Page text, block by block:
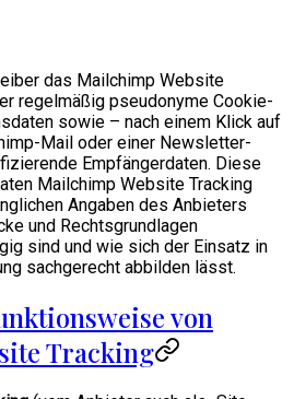
das Mailchimp Website
regelmäßig pseudonyme Cookie-
sowie – nach einem Klick auf
Mail oder einer Newsletter-
Empfängerdaten. Diese
Mailchimp Website Tracking
Angaben des Anbieters
und Rechtsgrundlagen
sind und wie sich der Einsatz in
sachgerecht abbilden lässt.
von
Tracking